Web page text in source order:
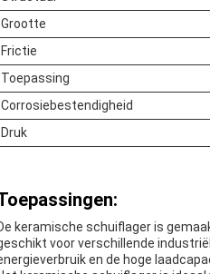
Grootte
Frictie
Toepassing
Corrosiebestendigheid
Druk
keramische schuiflager is
voor verschillende
en de hoge